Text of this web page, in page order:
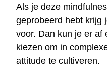
Als je deze
geprobeerd hebt krijg
voor. Dan kun je er af
kiezen om in
attitude te cultiveren.